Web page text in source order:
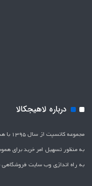
درباره لاهیجکالا
به منظور تسهیل امر خرید برای
به راه اندازی وب سایت فروشگاهی